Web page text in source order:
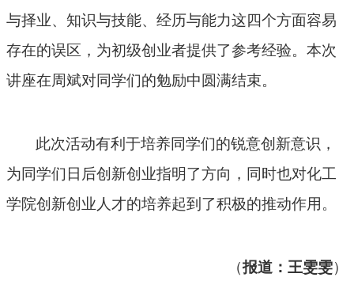
与择业、知识与技能、经历与能力这四个方面容易
存在的误区，为初级创业者提供了参考经验。本次
讲座在周斌对同学们的勉励中圆满结束。
此次活动有利于培养同学们的锐意创新意识，
为同学们日后创新创业指明了方向，同时也对化工
学院创新创业人才的培养起到了积极的推动作用。
（报道： 王雯雯）